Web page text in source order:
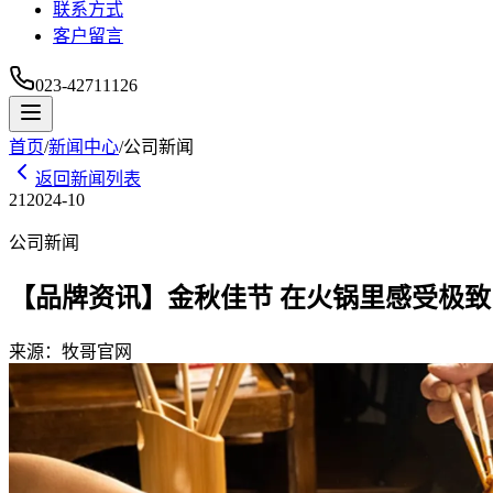
联系方式
客户留言
023-42711126
首页/新闻中心/公司新闻
返回新闻列表
21 2024-10
公司新闻
【品牌资讯】金秋佳节 在火锅里感受极
来源： 牧哥官网